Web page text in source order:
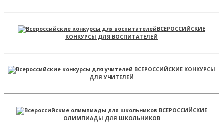
ВСЕРОССИЙСКИЕ
КОНКУРСЫ ДЛЯ ВОСПИТАТЕЛЕЙ
ВСЕРОССИЙСКИЕ КОНКУРСЫ
ДЛЯ УЧИТЕЛЕЙ
ВСЕРОССИЙСКИЕ
ОЛИМПИАДЫ ДЛЯ ШКОЛЬНИКОВ